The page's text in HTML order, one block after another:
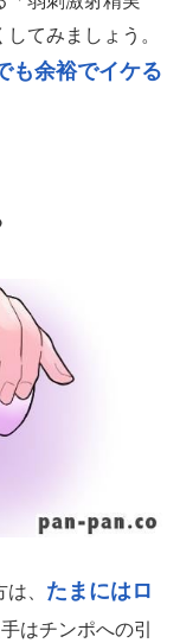
てみましょう。
も余裕でイケる
、 たまにはロ
はチンポへの引